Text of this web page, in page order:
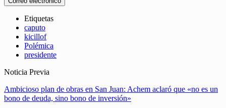
Etiquetas
caputo
kicillof
Polémica
presidente
Noticia Previa
Ambicioso plan de obras en San Juan: Achem aclaró que «no es un
bono de deuda, sino bono de inversión»